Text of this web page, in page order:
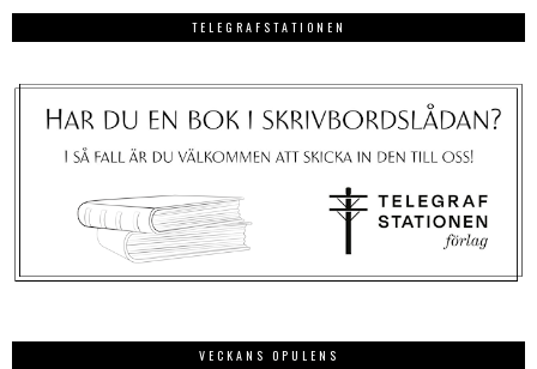
TELEGRAFSTATIONEN
VECKANS OPULENS